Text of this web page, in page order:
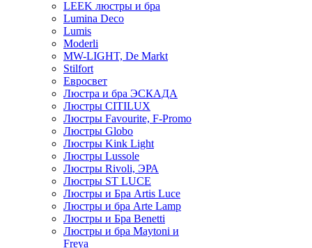
LEEK люстры и бра
Lumina Deco
Lumis
Moderli
MW-LIGHT, De Markt
Stilfort
Евросвет
Люстра и бра ЭСКАДА
Люстры CITILUX
Люстры Favourite, F-Promo
Люстры Globo
Люстры Kink Light
Люстры Lussole
Люстры Rivoli, ЭРА
Люстры ST LUCE
Люстры и Бра Artis Luce
Люстры и бра Arte Lamp
Люстры и Бра Benetti
Люстры и бра Maytoni и
Freya